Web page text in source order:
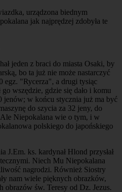
urządzona biednym
jak najprędzej zdobyła te
jeden z braci do miasta Osaki, by
bo ta już nie może nastarczyć
egz. "Rycerza", a drugi tysiąc
wszędzie, gdzie się dało i komu
jenów; w końcu stycznia już ma być
do szycia za 32 jeny, do
Niepokalana wie o tym, i w
polskiego do japońskiego
J.Em. ks. kardynał Hlond przysłał
Niech Mu Niepokalana
nagrodzi. Również Siostry
nam wiele pięknych obrazków,
św. Teresy od Dz. Jezus.